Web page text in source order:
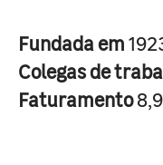
Fundada em
Colegas de
Faturamento